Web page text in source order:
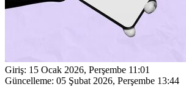
Giriş: 15 Ocak 2026, Perşembe 11:01
Güncelleme: 05 Şubat 2026, Perşembe 13:44